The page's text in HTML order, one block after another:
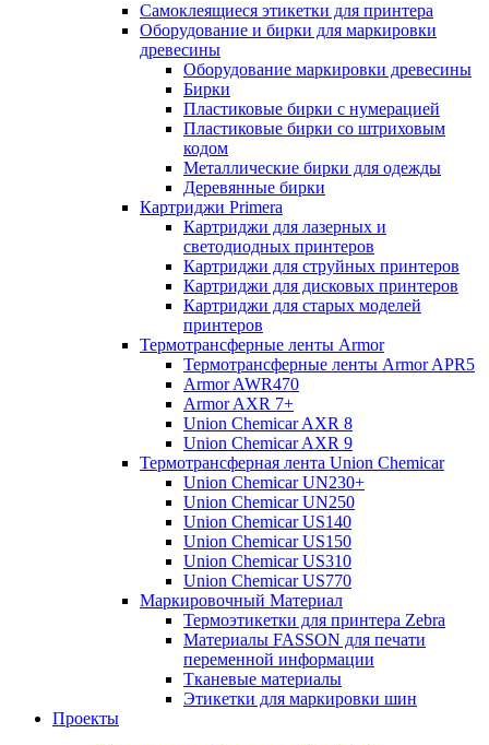
Самоклеящиеся этикетки для принтера
Оборудование и бирки для маркировки
древесины
Оборудование маркировки древесины
Бирки
Пластиковые бирки с нумерацией
Пластиковые бирки со штриховым
кодом
Металлические бирки для одежды
Деревянные бирки
Картриджи Primera
Картриджи для лазерных и
светодиодных принтеров
Картриджи для струйных принтеров
Картриджи для дисковых принтеров
Картриджи для старых моделей
принтеров
Термотрансферные ленты Armor
Термотрансферные ленты Armor APR5
Armor AWR470
Armor AXR 7+
Union Chemicar AXR 8
Union Chemicar AXR 9
Термотрансферная лента Union Chemicar
Union Chemicar UN230+
Union Chemicar UN250
Union Chemicar US140
Union Chemicar US150
Union Chemicar US310
Union Chemicar US770
Маркировочный Материал
Термоэтикетки для принтера Zebra
Материалы FASSON для печати
переменной информации
Тканевые материалы
Этикетки для маркировки шин
Проекты